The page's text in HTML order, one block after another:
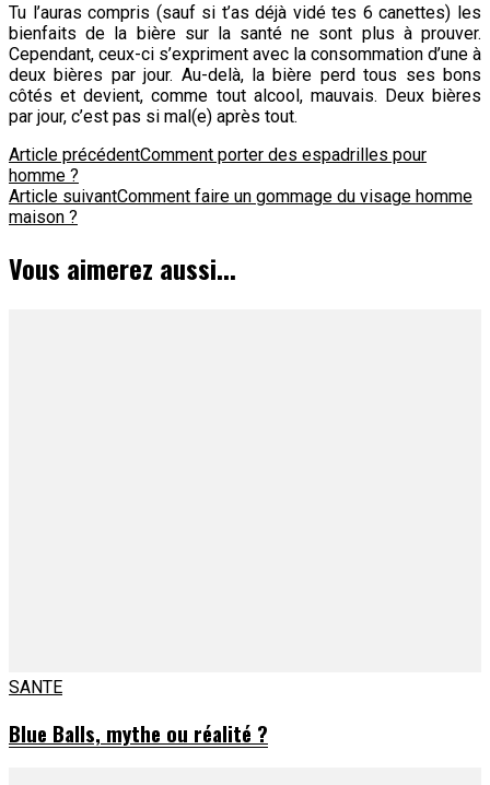
Tu l’auras compris (sauf si t’as déjà vidé tes 6 canettes) les
bienfaits de la bière sur la santé ne sont plus à prouver.
Cependant, ceux-ci s’expriment avec la consommation d’une à
deux bières par jour. Au-delà, la bière perd tous ses bons
côtés et devient, comme tout alcool, mauvais. Deux bières
par jour, c’est pas si mal(e) après tout.
Navigation
d'article
Article précédentComment porter des espadrilles pour
homme ?
Article suivantComment faire un gommage du visage homme
maison ?
Vous aimerez aussi...
SANTE
Blue Balls, mythe ou réalité ?